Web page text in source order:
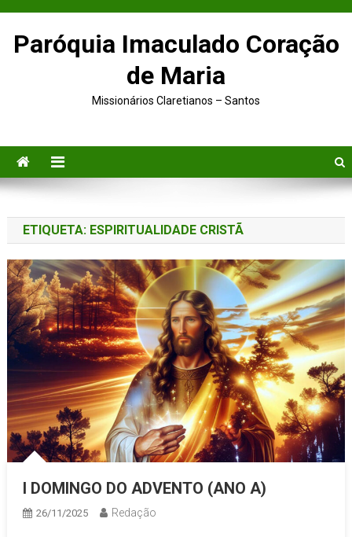
Paróquia Imaculado Coração
de Maria
Missionários Claretianos – Santos
ETIQUETA: ESPIRITUALIDADE CRISTÃ
I DOMINGO DO ADVENTO (ANO A)
26/11/2025 Redação